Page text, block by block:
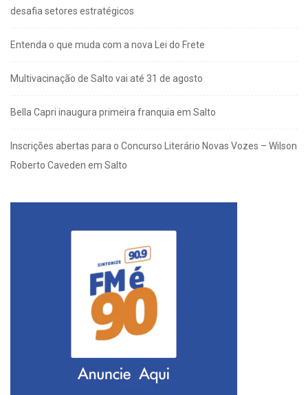
desafia setores estratégicos
Entenda o que muda com a nova Lei do Frete
Multivacinação de Salto vai até 31 de agosto
Bella Capri inaugura primeira franquia em Salto
Inscrições abertas para o Concurso Literário Novas Vozes – Wilson
Roberto Caveden em Salto